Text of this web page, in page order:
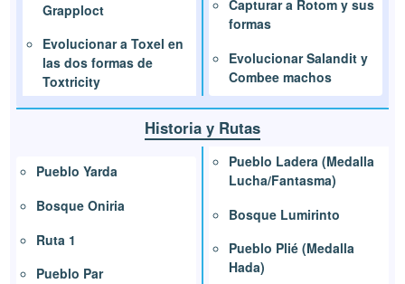
Grapploct
Evolucionar a Toxel en
las dos formas de
Toxtricity
Capturar a Rotom y sus
formas
Evolucionar Salandit y
Combee machos
Historia y Rutas
Pueblo Yarda
Bosque Oniria
Ruta 1
Pueblo Par
Pueblo Ladera (Medalla
Lucha/Fantasma)
Bosque Lumirinto
Pueblo Plié (Medalla
Hada)